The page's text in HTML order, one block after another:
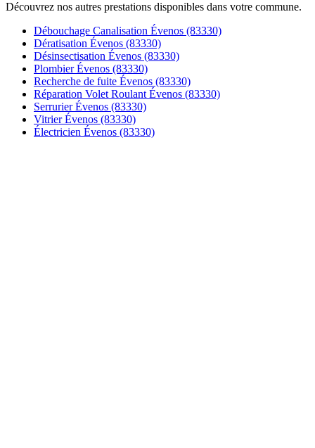
Découvrez nos autres prestations disponibles dans votre commune.
Débouchage Canalisation Évenos (83330)
Dératisation Évenos (83330)
Désinsectisation Évenos (83330)
Plombier Évenos (83330)
Recherche de fuite Évenos (83330)
Réparation Volet Roulant Évenos (83330)
Serrurier Évenos (83330)
Vitrier Évenos (83330)
Électricien Évenos (83330)